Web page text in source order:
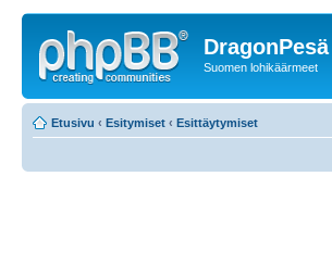
DragonPesä
Suomen lohikäärmeet
Etusivu ‹ Esitymiset ‹ Esittäytymiset